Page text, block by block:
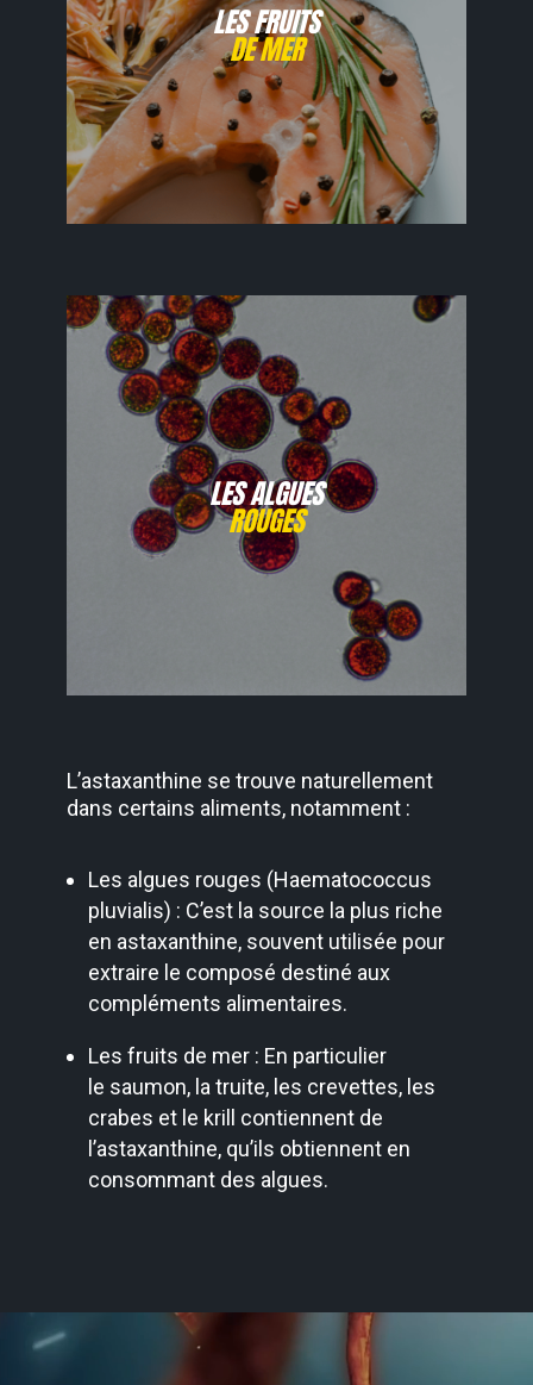
LES FRUITS
DE MER
LES ALGUES
ROUGES
L’astaxanthine se trouve naturellement
dans certains aliments, notamment :
Les algues rouges (Haematococcus
pluvialis) : C’est la source la plus riche
en astaxanthine, souvent utilisée pour
extraire le composé destiné aux
compléments alimentaires.
Les fruits de mer : En particulier
le saumon, la truite, les crevettes, les
crabes et le krill contiennent de
l’astaxanthine, qu’ils obtiennent en
consommant des algues.
vidéo